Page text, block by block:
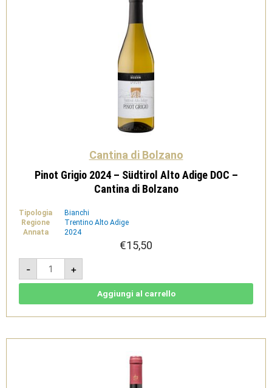
Cantina di Bolzano
Pinot Grigio 2024 – Südtirol Alto Adige DOC –
Cantina di Bolzano
Tipologia
Bianchi
Regione
Trentino Alto Adige
Annata
2024
€15,50
-
Pinot
Grigio
2024
-
DOC
di
+
Aggiungi al carrello